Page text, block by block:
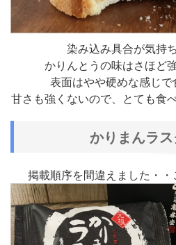
染み込み具合が気持
かりんとうの味はさほど
表面はやや硬めな感じ
甘さも強くないので、とても食
かりまんラス
掲載順序を間違えました・